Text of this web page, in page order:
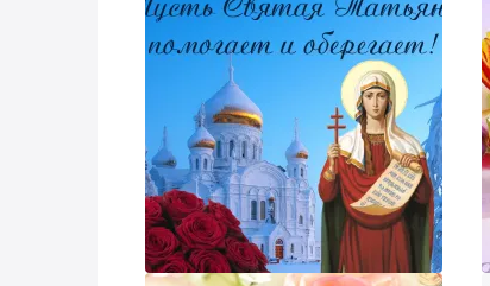
и пришлем поздравление!